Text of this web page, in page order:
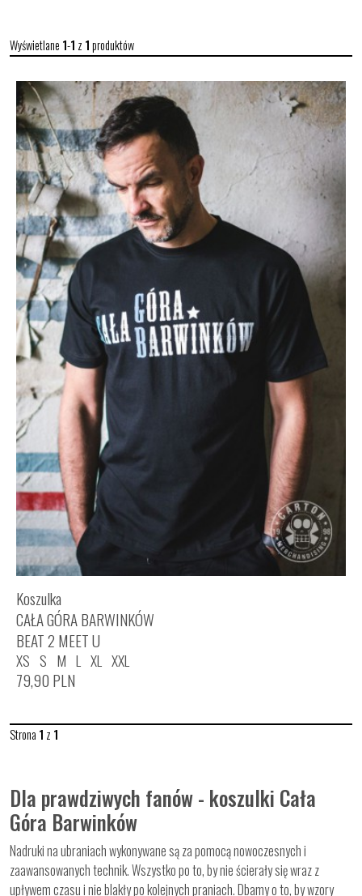
Wyświetlane 1-1 z 1produktów
Koszulka
CAŁA GÓRA BARWINKÓW
BEAT 2 MEET U
XS S M L XL XXL
79,90 PLN
Strona 1 z 1
Dla prawdziwych fanów - koszulki Cała
Góra Barwinków
Nadruki na ubraniach wykonywane są za pomocą nowoczesnych i
zaawansowanych technik. Wszystko po to, by nie ścierały się wraz z
upływem czasu i nie blakły po kolejnych praniach. Dbamy o to, by wzory